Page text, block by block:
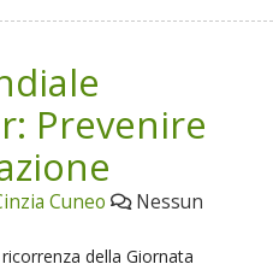
Prevenire
Cuneo
Nessun
della Giornata